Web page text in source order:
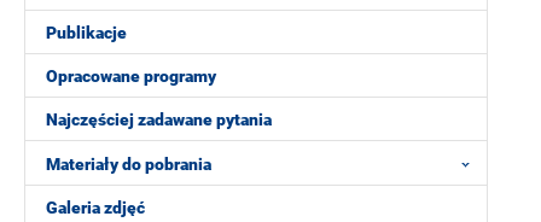
Publikacje
Opracowane programy
Najczęściej zadawane pytania
Materiały do pobrania
Galeria zdjęć